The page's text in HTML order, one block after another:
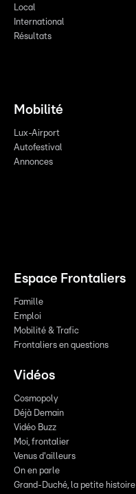
Local
International
Résultats
Mobilité
Lux-Airport
Autofestival
Annonces
Espace Frontaliers
Famille
Emploi
Mobilité & Trafic
Frontaliers en questions
Vidéos
Cosmopoly
Déjà Demain
Vidéo Buzz
Moi, frontalier
Venus d'ailleurs
On en parle
Grand-Duché, la petite histoire